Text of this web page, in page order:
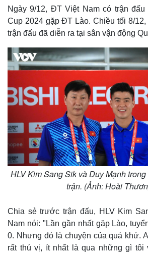
Ngày 9/12, ĐT Việt Nam có trận
Cup 2024 gặp ĐT Lào. Chiều tối 8/
trận đấu đã diễn ra tại sân vận động
HLV Kim Sang Sik và Duy Mạnh
trận. (Ảnh: Hoài
Chia sẻ trước trận đấu, HLV Kim
Nam nói: "Lần gần nhất gặp Lào,
0. Nhưng đó là chuyện của quá khứ.
rất thú vị, ít nhất là qua những gì tôi